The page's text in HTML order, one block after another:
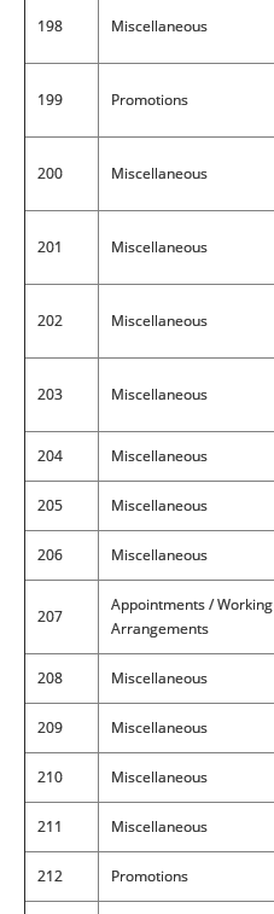
198 Miscellaneous
199 Promotions
200 Miscellaneous
201 Miscellaneous
202 Miscellaneous
203 Miscellaneous
204 Miscellaneous
205 Miscellaneous
206 Miscellaneous
207
Appointments / Working
Arrangements
208 Miscellaneous
209 Miscellaneous
210 Miscellaneous
211 Miscellaneous
212 Promotions